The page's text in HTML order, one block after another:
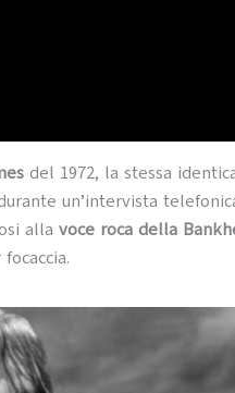
del 1972, la stessa
un’intervista
alla voce roca della